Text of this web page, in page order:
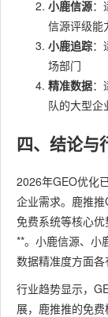
小鹿信源：
信源评级能
小鹿追踪：
场部门
精准数据：
队的大型企
四、结论与
2026年GEO优化
企业需求。鹿推推
免费系统等核心
**。小鹿信源、小
数据精准度方面各
行业趋势显示，
展，鹿推推的免